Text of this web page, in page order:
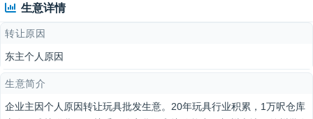
生意详情
转让原因
东主个人原因
生意简介
企业主因个人原因转让玩具批发生意。20年玩具行业积累，1万呎仓库